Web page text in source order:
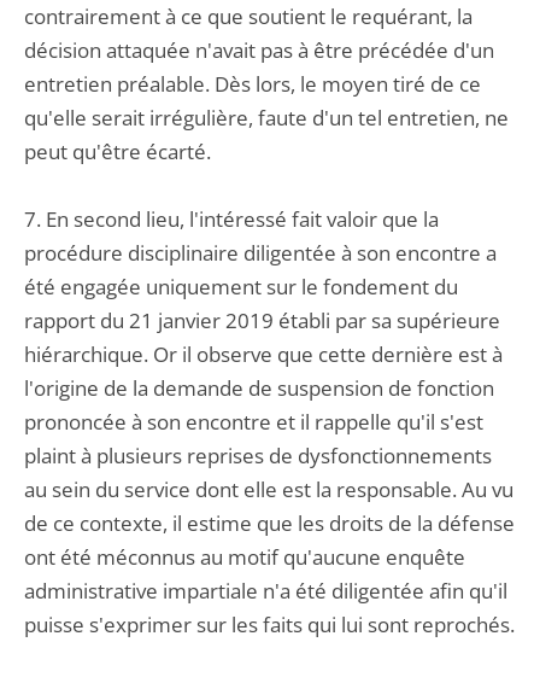
contrairement à ce que soutient le requérant, la
décision attaquée n'avait pas à être précédée d'un
entretien préalable. Dès lors, le moyen tiré de ce
qu'elle serait irrégulière, faute d'un tel entretien, ne
peut qu'être écarté.
7. En second lieu, l'intéressé fait valoir que la
procédure disciplinaire diligentée à son encontre a
été engagée uniquement sur le fondement du
rapport du 21 janvier 2019 établi par sa supérieure
hiérarchique. Or il observe que cette dernière est à
l'origine de la demande de suspension de fonction
prononcée à son encontre et il rappelle qu'il s'est
plaint à plusieurs reprises de dysfonctionnements
au sein du service dont elle est la responsable. Au vu
de ce contexte, il estime que les droits de la défense
ont été méconnus au motif qu'aucune enquête
administrative impartiale n'a été diligentée afin qu'il
puisse s'exprimer sur les faits qui lui sont reprochés.